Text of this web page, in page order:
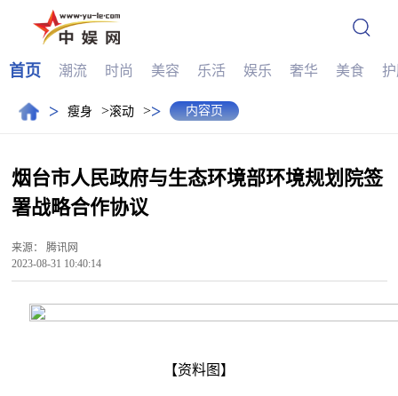
首页 潮流 时尚 美容 乐活 娱乐 奢华 美食
> 瘦身 >滚动 >> 内容页
烟台市人民政府与生态环境部环境规划院签
署战略合作协议
来源： 腾讯网
2023-08-31 10:40:14
【资料图】